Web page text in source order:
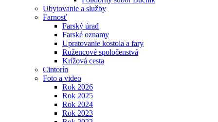
Ubytovanie a služby
Farnosť
Farský úrad
Farské oznamy
Upratovanie kostola a fary
Ružencové spoločenstvá
Krížová cesta
Cintorín
Foto a video
Rok 2026
Rok 2025
Rok 2024
Rok 2023